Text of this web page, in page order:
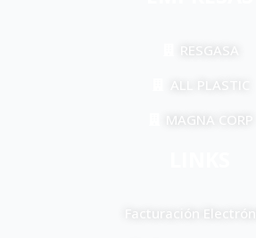
RESGASA
ALL PLASTIC
MAGNA CORP
Facturación